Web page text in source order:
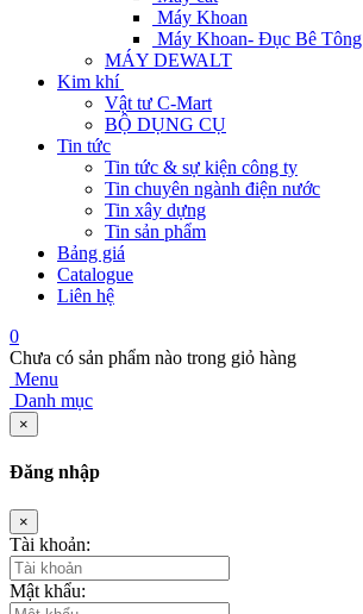
Máy Khoan
Máy Khoan- Đục Bê Tông
MÁY DEWALT
Kim khí
Vật tư C-Mart
BỘ DỤNG CỤ
Tin tức
Tin tức & sự kiện công ty
Tin chuyên ngành điện nước
Tin xây dựng
Tin sản phẩm
Bảng giá
Catalogue
Liên hệ
0
Chưa có sản phẩm nào trong giỏ hàng
Menu
Danh mục
×
Đăng nhập
×
Tài khoản:
Mật khẩu: